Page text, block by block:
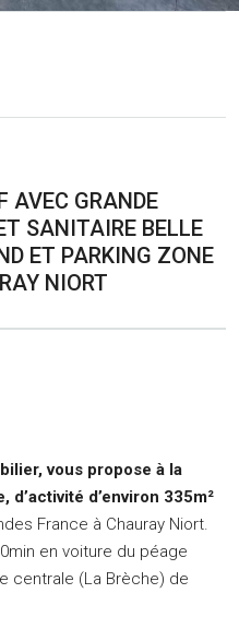
AVEC GRANDE
SANITAIRE BELLE
ET PARKING ZONE
NIORT
vous propose à la
d’activité d’environ 335m²
France à Chauray Niort.
en voiture du péage
centrale (La Brèche) de